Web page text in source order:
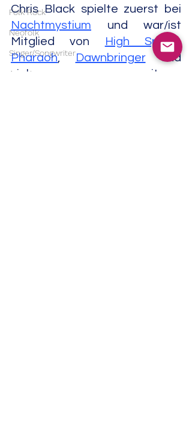
Folk Rock
Neofolk
Singer/Songwriter
Americana
Nachtmystium und war/ist
Mitglied von
High Spirits ,
Pharaoh, Dawnbringer und
vieler weiterer